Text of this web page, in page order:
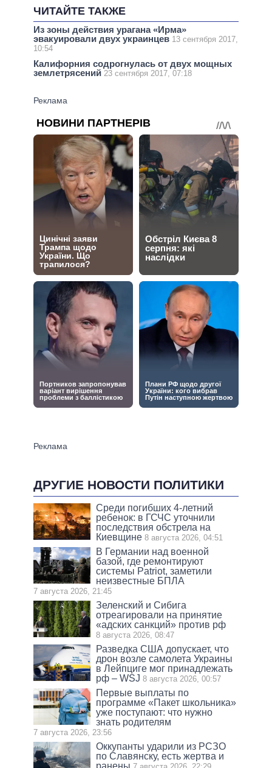
ЧИТАЙТЕ ТАКЖЕ
Из зоны действия урагана «Ирма»
эвакуировали двух украинцев 13 сентября 2017,
10:54
Калифорния содрогнулась от двух мощных
землетрясений 23 сентября 2017, 07:18
ДРУГИЕ НОВОСТИ ПОЛИТИКИ
Среди погибших 4-летний
ребенок: в ГСЧС уточнили
последствия обстрела на
Киевщине 8 августа 2026, 04:51
В Германии над военной
базой, где ремонтируют
системы Patriot, заметили
неизвестные БПЛА
7 августа 2026, 21:45
Зеленский и Сибига
отреагировали на принятие
«адских санкций» против рф
8 августа 2026, 08:47
Разведка США допускает, что
дрон возле самолета Украины
в Лейпциге мог принадлежать
рф – WSJ 8 августа 2026, 00:57
Первые выплаты по
программе «Пакет школьника»
уже поступают: что нужно
знать родителям
7 августа 2026, 23:56
Оккупанты ударили из РСЗО
по Славянску, есть жертва и